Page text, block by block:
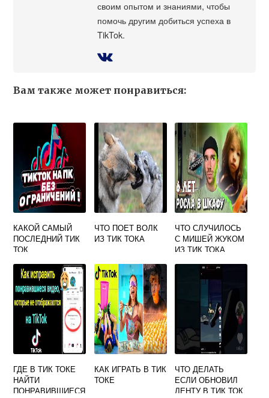
своим опытом и знаниями, чтобы
помочь другим добиться успеха в
TikTok.
Вам также может понравиться:
КАКОЙ САМЫЙ
ПОСЛЕДНИЙ ТИК
ТОК
ЧТО ПОЕТ ВОЛК
ИЗ ТИК ТОКА
ЧТО СЛУЧИЛОСЬ
С МИШЕЙ ЖУКОМ
ИЗ ТИК ТОКА
ГДЕ В ТИК ТОКЕ
НАЙТИ
ПОНРАВИВШИЕСЯ
КАК ИГРАТЬ В ТИК
ТОКЕ
ЧТО ДЕЛАТЬ
ЕСЛИ ОБНОВИЛ
ЛЕНТУ В ТИК ТОК